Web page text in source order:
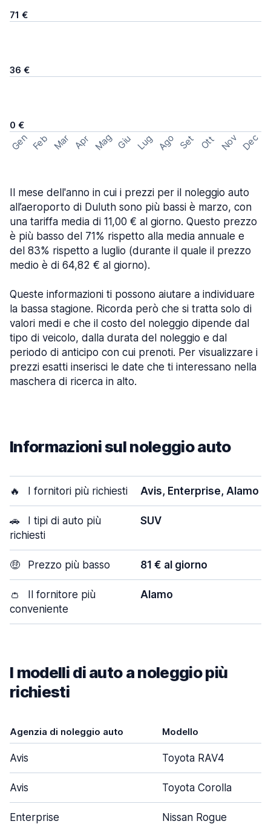
71 €
36 €
0 €
Gen Feb Mar Apr Mag Giu Lug Ago Set Ott Nov Dec
Il mese dell'anno in cui i prezzi per il noleggio auto
all’aeroporto di Duluth sono più bassi è marzo, con
una tariffa media di 11,00 € al giorno. Questo prezzo
è più basso del 71% rispetto alla media annuale e
del 83% rispetto a luglio (durante il quale il prezzo
medio è di 64,82 € al giorno).
Queste informazioni ti possono aiutare a individuare
la bassa stagione. Ricorda però che si tratta solo di
valori medi e che il costo del noleggio dipende dal
tipo di veicolo, dalla durata del noleggio e dal
periodo di anticipo con cui prenoti. Per visualizzare i
prezzi esatti inserisci le date che ti interessano nella
maschera di ricerca in alto.
Informazioni sul noleggio auto
🔥 I fornitori più richiesti Avis, Enterprise, Alamo
🚗
I tipi di auto più
richiesti
SUV
🤑 Prezzo più basso 81 € al giorno
👛
Il fornitore più
conveniente
Alamo
I modelli di auto a noleggio più
richiesti
Agenzia di noleggio auto Modello
Avis Toyota RAV4
Avis Toyota Corolla
Enterprise Nissan Rogue